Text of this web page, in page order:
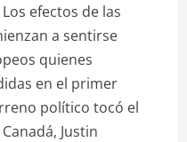
efectos de las
a sentirse
quienes
en el primer
político tocó el
Justin